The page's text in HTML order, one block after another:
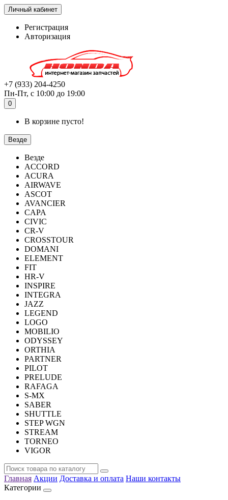
Личный кабинет
Регистрация
Авторизация
+7 (933) 204-4250
Пн-Пт, с 10:00 до 19:00
0
В корзине пусто!
Везде
Везде
ACCORD
ACURA
AIRWAVE
ASCOT
AVANCIER
CAPA
CIVIC
CR-V
CROSSTOUR
DOMANI
ELEMENT
FIT
HR-V
INSPIRE
INTEGRA
JAZZ
LEGEND
LOGO
MOBILIO
ODYSSEY
ORTHIA
PARTNER
PILOT
PRELUDE
RAFAGA
S-MX
SABER
SHUTTLE
STEP WGN
STREAM
TORNEO
VIGOR
Главная Акции Доставка и оплата Наши контакты
Категории